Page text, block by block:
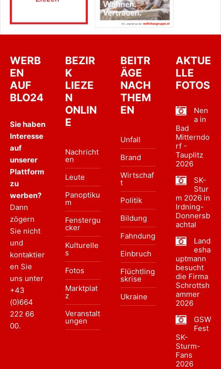
WERB
EN
AUF
BLO24
Sie haben
Interesse
auf
unserer
Plattform
zu
werben?
Dann
zögern
Sie nicht
und
kontaktier
en Sie
uns unter
+43
(0)664
222 66
00.
BEZIR
K
LIEZE
N
ONLIN
E
Nachricht
en
Leute
Panoptiku
m
Fenstergu
cker
Kulturelle
s
Fotos
Marktplat
z
Veranstalt
ungen
BEITR
ÄGE
NACH
THEM
EN
Unfall
Brand
Wirtschaf
t
Politik
Bildung
Fahndung
Einbruch
Flüchtling
skrise
Ukraine
AKTUE
LLE
FOTOS
Nen
a in
Bad
Mitterndo
rf -
Tauplitz
2026
SK-
Stur
m 2026 in
Irdning-
Donnersb
achtal
Land
esha
uptmann
besucht
die Firma
Schrottsh
ammer
2026
GSW
Fest
SK-
Sturm-
Fans
2026